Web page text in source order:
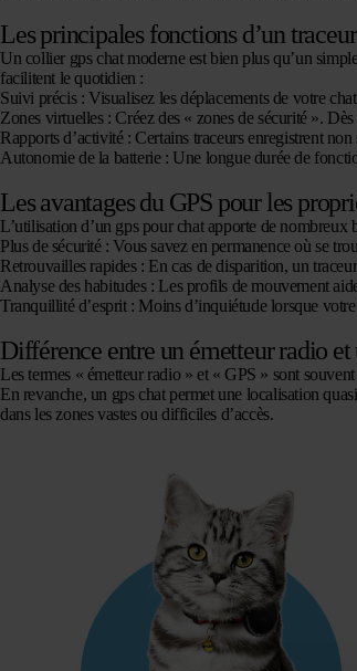
Les principales fonctions d’un
Un collier gps chat moderne est bien plus qu’un
facilitent le quotidien :
Suivi précis : Visualisez les déplacements de votre
Zones virtuelles : Créez des « zones de sécurité ».
Rapports d’activité : Certains traceurs enregistrent
Autonomie de la batterie : Une longue durée de
Les avantages du GPS pour les
L’utilisation d’un gps pour chat apporte de nombreux
Plus de sécurité : Vous savez en permanence où se
Retrouvailles rapides : En cas de disparition, un
Analyse des habitudes : Les profils de mouvement
Tranquillité d’esprit : Moins d’inquiétude lorsque
Différence entre un émetteur radio et
Les termes « émetteur radio » et « GPS » sont
En revanche, un gps chat permet une localisation
dans les zones vastes ou difficiles d’accès.